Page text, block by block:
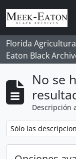
Skip to main content
Florida
Eaton Black
No se
Descripción
Remove filter:
Sólo las